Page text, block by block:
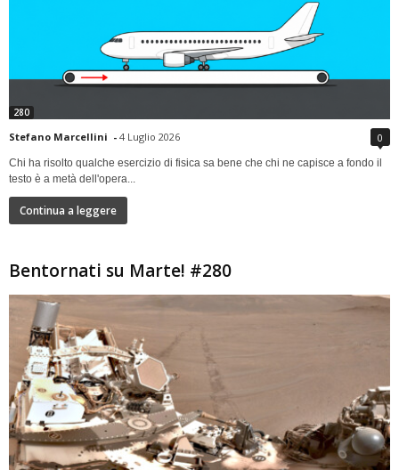
280
Stefano Marcellini - 4 Luglio 2026 0
Chi ha risolto qualche esercizio di fisica sa bene che chi ne capisce a fondo il
testo è a metà dell'opera...
Continua a leggere
Bentornati su Marte! #280